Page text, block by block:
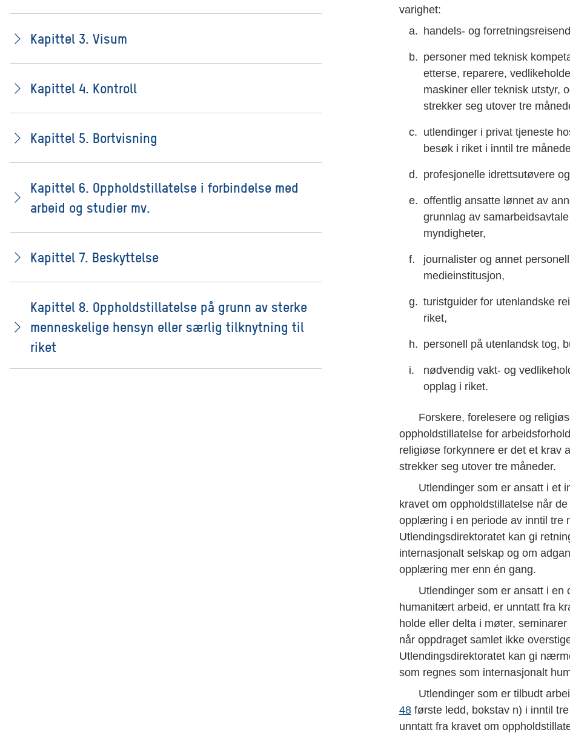
Kapittel 3. Visum
Kapittel 4. Kontroll
Kapittel 5. Bortvisning
Kapittel 6. Oppholdstillatelse i forbindelse med
arbeid og studier mv.
Kapittel 7. Beskyttelse
Kapittel 8. Oppholdstillatelse på grunn av sterke
menneskelige hensyn eller særlig tilknytning til
riket
varighet:
handels- og
personer med teknisk
etterse, reparere,
maskiner eller teknisk utstyr,
strekker seg utover tre
utlendinger i privat tjeneste
besøk i riket i inntil tre
profesjonelle idrettsutøvere
offentlig ansatte lønnet av
grunnlag av
myndigheter,
journalister og annet
medieinstitusjon,
turistguider for utenlandske
riket,
personell på utenlandsk tog,
nødvendig vakt- og
opplag i riket.
Forskere, forelesere og
oppholdstillatelse for
religiøse forkynnere er det et krav
strekker seg utover tre måneder.
Utlendinger som er ansatt i et
kravet om oppholdstillatelse når
opplæring i en periode av inntil tre
Utlendingsdirektoratet kan gi
internasjonalt selskap og om
opplæring mer enn én gang.
Utlendinger som er ansatt i en
humanitært arbeid, er unntatt fra
holde eller delta i møter,
når oppdraget samlet ikke
Utlendingsdirektoratet kan gi
som regnes som internasjonalt
Utlendinger som er tilbudt
48 første ledd, bokstav n) i inntil
unntatt fra kravet om